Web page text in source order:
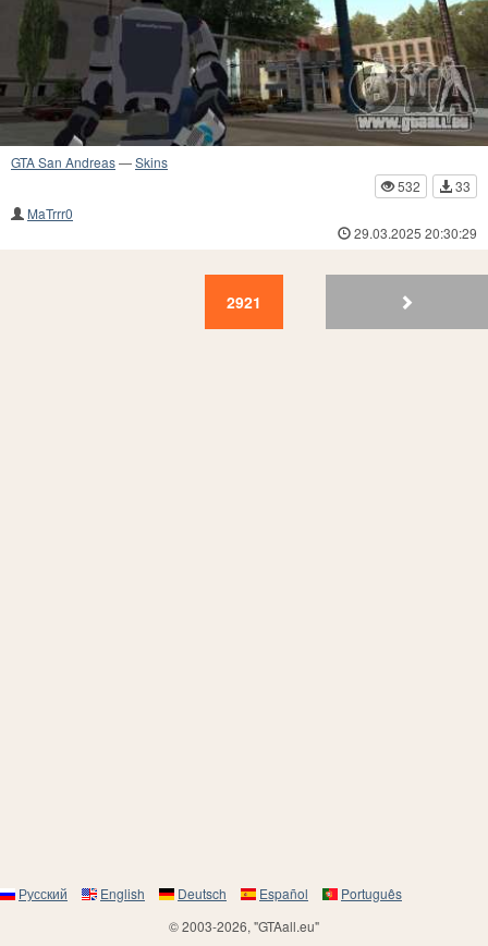
GTA San Andreas—Skins
532
33
MaTrrr0
29.03.2025 20:30:29
2917 2916 2915 2914 2913
2921
Русский English Deutsch Español
Português
© 2003-2026, "GTAall.eu"